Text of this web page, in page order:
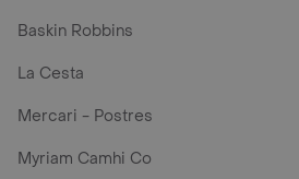
Baskin Robbins
La Cesta
Mercari - Postres
Myriam Camhi Co